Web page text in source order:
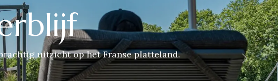
uitzicht op het Franse platteland.